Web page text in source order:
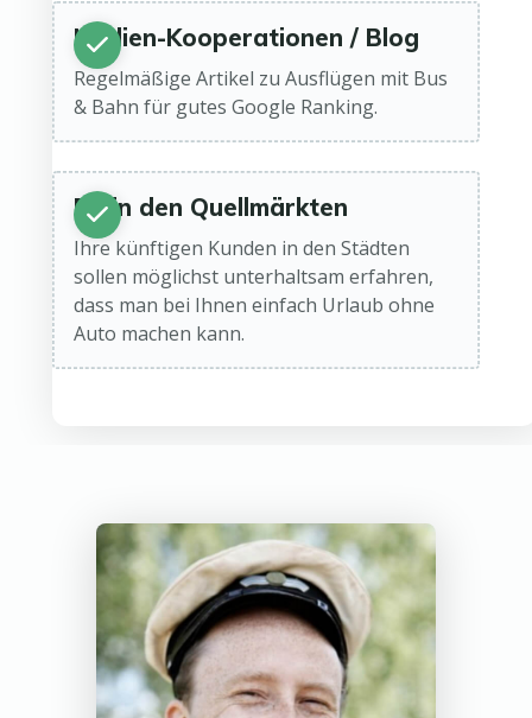
Medien-Kooperationen / Blog
Regelmäßige Artikel zu Ausflügen mit Bus
& Bahn für gutes Google Ranking.
PR in den Quellmärkten
Ihre künftigen Kunden in den Städten
sollen möglichst unterhaltsam erfahren,
dass man bei Ihnen einfach Urlaub ohne
Auto machen kann.